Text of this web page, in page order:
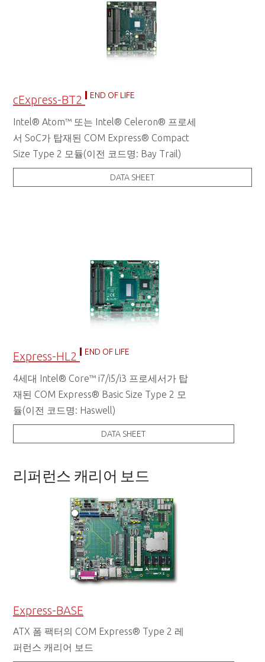
cExpress-BT2 END OF LIFE
Intel® Atom™ 또는 Intel® Celeron® 프로세
서 SoC가 탑재된 COM Express® Compact
Size Type 2 모듈(이전 코드명: Bay Trail)
DATA SHEET
Express-HL2 END OF LIFE
4세대 Intel® Core™ i7/i5/i3 프로세서가 탑
재된 COM Express® Basic Size Type 2 모
듈(이전 코드명: Haswell)
DATA SHEET
리퍼런스 캐리어 보드
Express-BASE
ATX 폼 팩터의 COM Express® Type 2 레
퍼런스 캐리어 보드